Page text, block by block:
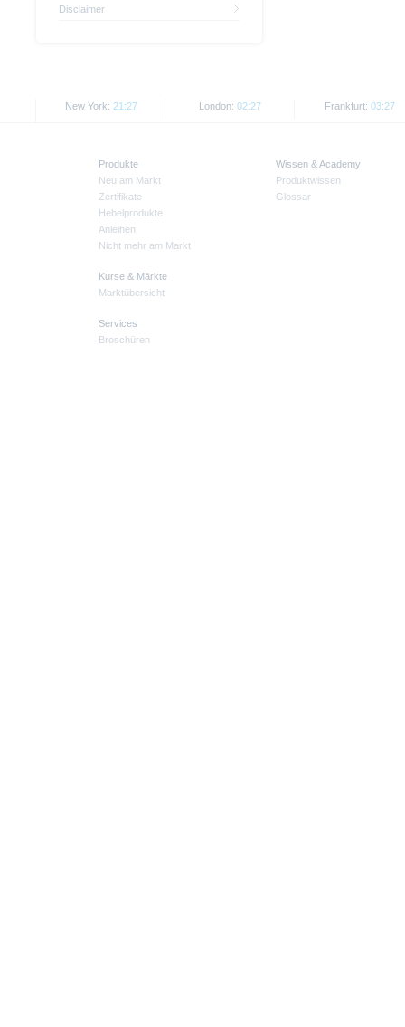
Disclaimer
New York: 21:27 London: 02:27 Frankfurt: 03:27
Produkte
Neu am Markt
Zertifikate
Hebelprodukte
Anleihen
Nicht mehr am Markt
Kurse & Märkte
Marktübersicht
Services
Broschüren
Wissen & Academy
Produktwissen
Glossar